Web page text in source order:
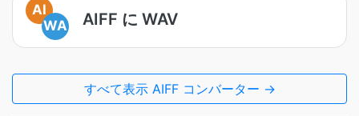
AI
WA
AIFF に WAV
すべて表示 AIFF コンバーター →